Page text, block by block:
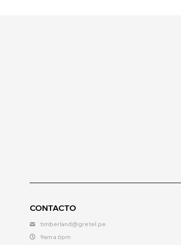
CONTACTO
timberland@gretel.pe
9am a 6pm